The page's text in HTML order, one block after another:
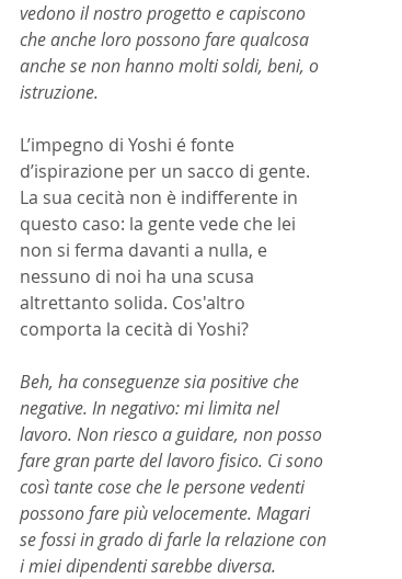
vedono il nostro progetto e capiscono
che anche loro possono fare qualcosa
anche se non hanno molti soldi, beni, o
istruzione.
L’impegno di Yoshi é fonte
d’ispirazione per un sacco di gente.
La sua cecità non è indifferente in
questo caso: la gente vede che lei
non si ferma davanti a nulla, e
nessuno di noi ha una scusa
altrettanto solida. Cos'altro
comporta la cecità di Yoshi?
Beh, ha conseguenze sia positive che
negative. In negativo: mi limita nel
lavoro. Non riesco a guidare, non posso
fare gran parte del lavoro fisico. Ci sono
così tante cose che le persone vedenti
possono fare più velocemente. Magari
se fossi in grado di farle la relazione con
i miei dipendenti sarebbe diversa.